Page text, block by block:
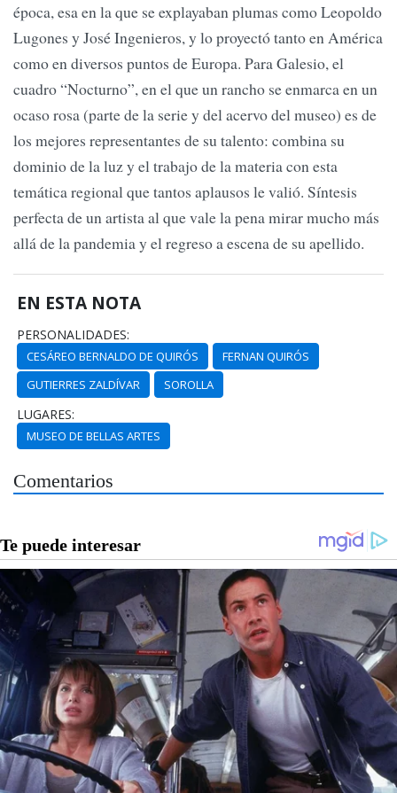
época, esa en la que se explayaban plumas como Leopoldo
Lugones y José Ingenieros, y lo proyectó tanto en América
como en diversos puntos de Europa. Para Galesio, el
cuadro “Nocturno”, en el que un rancho se enmarca en un
ocaso rosa (parte de la serie y del acervo del museo) es de
los mejores representantes de su talento: combina su
dominio de la luz y el trabajo de la materia con esta
temática regional que tantos aplausos le valió. Síntesis
perfecta de un artista al que vale la pena mirar mucho más
allá de la pandemia y el regreso a escena de su apellido.
EN ESTA NOTA
PERSONALIDADES:
CESÁREO BERNALDO DE QUIRÓS
FERNAN QUIRÓS
GUTIERRES ZALDÍVAR
SOROLLA
LUGARES:
MUSEO DE BELLAS ARTES
Comentarios